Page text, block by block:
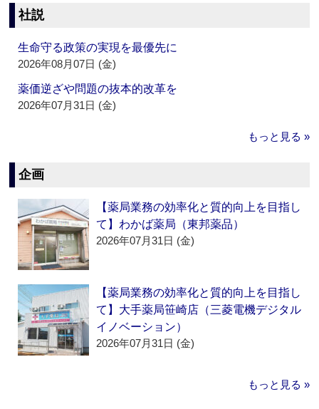
社説
生命守る政策の実現を最優先に
2026年08月07日 (金)
薬価逆ざや問題の抜本的改革を
2026年07月31日 (金)
もっと見る »
企画
【薬局業務の効率化と質的向上を目指し
て】わかば薬局（東邦薬品）
2026年07月31日 (金)
【薬局業務の効率化と質的向上を目指し
て】大手薬局笹崎店（三菱電機デジタル
イノベーション）
2026年07月31日 (金)
もっと見る »